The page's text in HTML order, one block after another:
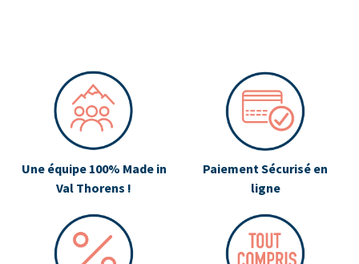
Une équipe 100% Made in
Val Thorens !
Paiement Sécurisé en
ligne